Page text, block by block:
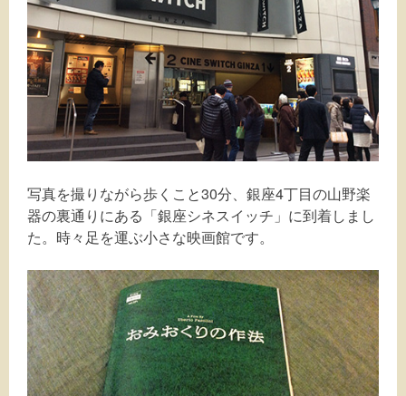
写真を撮りながら歩くこと30分、銀座4丁目の山野楽
器の裏通りにある「銀座シネスイッチ」に到着しまし
た。時々足を運ぶ小さな映画館です。